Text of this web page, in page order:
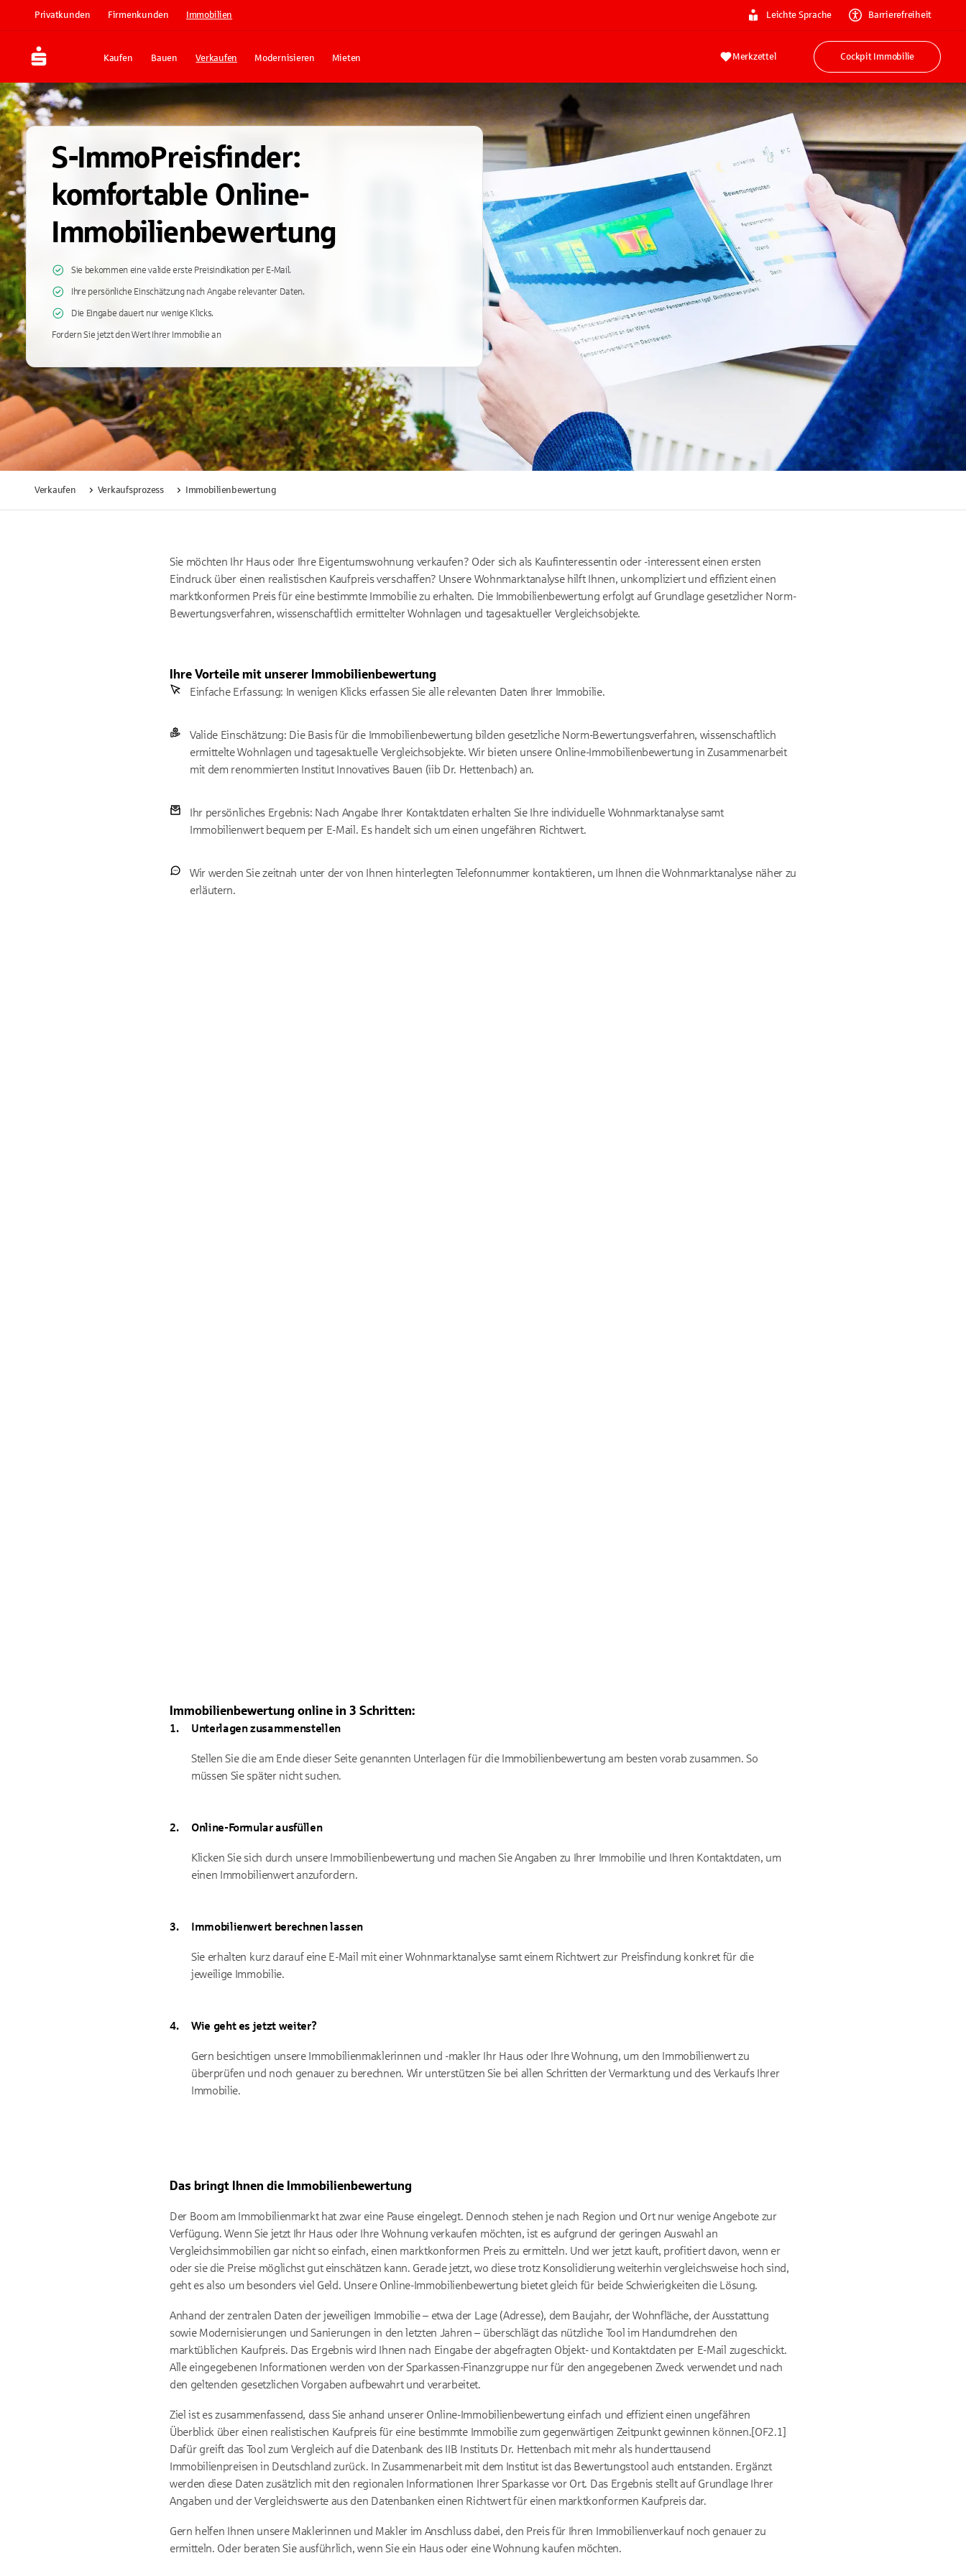
Privatkunden Firmenkunden Immobilien Leichte Sprache Barrierefreiheit
Kaufen Bauen Verkaufen Modernisieren Mieten Merkzettel Cockpit Immobilie
S-ImmoPreisfinder:
komfortable Online-
Immobilienbewertung
Sie bekommen eine valide erste Preisindikation per E-Mail.
Ihre persönliche Einschätzung nach Angabe relevanter Daten.
Die Eingabe dauert nur wenige Klicks.
Fordern Sie jetzt den Wert Ihrer Immobilie an
Verkaufen Verkaufsprozess Immobilienbewertung
Sie möchten Ihr Haus oder Ihre Eigentumswohnung verkaufen? Oder sich als Kaufinteressentin oder -interessent einen ersten
Eindruck über einen realistischen Kaufpreis verschaffen? Unsere Wohnmarktanalyse hilft Ihnen, unkompliziert und effizient einen
marktkonformen Preis für eine bestimmte Immobilie zu erhalten. Die Immobilienbewertung erfolgt auf Grundlage gesetzlicher Norm-
Bewertungsverfahren, wissenschaftlich ermittelter Wohnlagen und tagesaktueller Vergleichsobjekte.
Ihre Vorteile mit unserer Immobilienbewertung
Einfache Erfassung: In wenigen Klicks erfassen Sie alle relevanten Daten Ihrer Immobilie.
Valide Einschätzung: Die Basis für die Immobilienbewertung bilden gesetzliche Norm-Bewertungsverfahren, wissenschaftlich
ermittelte Wohnlagen und tagesaktuelle Vergleichsobjekte. Wir bieten unsere Online-Immobilienbewertung in Zusammenarbeit
mit dem renommierten Institut Innovatives Bauen (iib Dr. Hettenbach) an.
Ihr persönliches Ergebnis: Nach Angabe Ihrer Kontaktdaten erhalten Sie Ihre individuelle Wohnmarktanalyse samt
Immobilienwert bequem per E-Mail. Es handelt sich um einen ungefähren Richtwert.
Wir werden Sie zeitnah unter der von Ihnen hinterlegten Telefonnummer kontaktieren, um Ihnen die Wohnmarktanalyse näher zu
erläutern.
Immobilienbewertung online in 3 Schritten:
Unterlagen zusammenstellen
Stellen Sie die am Ende dieser Seite genannten Unterlagen für die Immobilienbewertung am besten vorab zusammen. So
müssen Sie später nicht suchen.
Online-Formular ausfüllen
Klicken Sie sich durch unsere Immobilienbewertung und machen Sie Angaben zu Ihrer Immobilie und Ihren Kontaktdaten, um
einen Immobilienwert anzufordern.
Immobilienwert berechnen lassen
Sie erhalten kurz darauf eine E-Mail mit einer Wohnmarktanalyse samt einem Richtwert zur Preisfindung konkret für die
jeweilige Immobilie.
Wie geht es jetzt weiter?
Gern besichtigen unsere Immobilienmaklerinnen und -makler Ihr Haus oder Ihre Wohnung, um den Immobilienwert zu
überprüfen und noch genauer zu berechnen. Wir unterstützen Sie bei allen Schritten der Vermarktung und des Verkaufs Ihrer
Immobilie.
Das bringt Ihnen die Immobilienbewertung
Der Boom am Immobilienmarkt hat zwar eine Pause eingelegt. Dennoch stehen je nach Region und Ort nur wenige Angebote zur
Verfügung. Wenn Sie jetzt Ihr Haus oder Ihre Wohnung verkaufen möchten, ist es aufgrund der geringen Auswahl an
Vergleichsimmobilien gar nicht so einfach, einen marktkonformen Preis zu ermitteln. Und wer jetzt kauft, profitiert davon, wenn er
oder sie die Preise möglichst gut einschätzen kann. Gerade jetzt, wo diese trotz Konsolidierung weiterhin vergleichsweise hoch sind,
geht es also um besonders viel Geld. Unsere Online-Immobilienbewertung bietet gleich für beide Schwierigkeiten die Lösung.
Anhand der zentralen Daten der jeweiligen Immobilie – etwa der Lage (Adresse), dem Baujahr, der Wohnfläche, der Ausstattung
sowie Modernisierungen und Sanierungen in den letzten Jahren – überschlägt das nützliche Tool im Handumdrehen den
marktüblichen Kaufpreis. Das Ergebnis wird Ihnen nach Eingabe der abgefragten Objekt- und Kontaktdaten per E-Mail zugeschickt.
Alle eingegebenen Informationen werden von der Sparkassen-Finanzgruppe nur für den angegebenen Zweck verwendet und nach
den geltenden gesetzlichen Vorgaben aufbewahrt und verarbeitet.
Ziel ist es zusammenfassend, dass Sie anhand unserer Online-Immobilienbewertung einfach und effizient einen ungefähren
Überblick über einen realistischen Kaufpreis für eine bestimmte Immobilie zum gegenwärtigen Zeitpunkt gewinnen können.[OF2.1]
Dafür greift das Tool zum Vergleich auf die Datenbank des IIB Instituts Dr. Hettenbach mit mehr als hunderttausend
Immobilienpreisen in Deutschland zurück. In Zusammenarbeit mit dem Institut ist das Bewertungstool auch entstanden. Ergänzt
werden diese Daten zusätzlich mit den regionalen Informationen Ihrer Sparkasse vor Ort. Das Ergebnis stellt auf Grundlage Ihrer
Angaben und der Vergleichswerte aus den Datenbanken einen Richtwert für einen marktkonformen Kaufpreis dar.
Gern helfen Ihnen unsere Maklerinnen und Makler im Anschluss dabei, den Preis für Ihren Immobilienverkauf noch genauer zu
ermitteln. Oder beraten Sie ausführlich, wenn Sie ein Haus oder eine Wohnung kaufen möchten.